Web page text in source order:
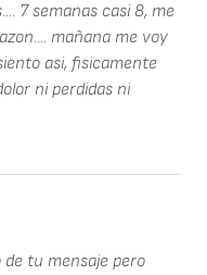
7 semanas casi 8, me
mañana me voy
asi, fisicamente
ni perdidas ni
tu mensaje pero